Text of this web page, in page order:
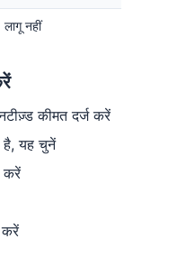
लागू नहीं
कीमत दर्ज करें
है, यह चुनें
करें
करें